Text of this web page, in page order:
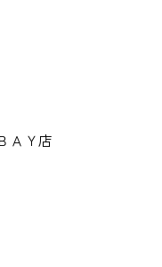
ＡＹ店